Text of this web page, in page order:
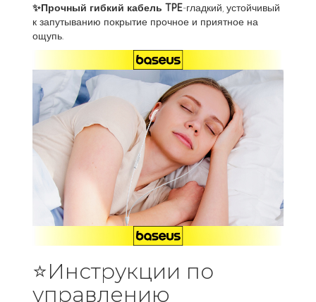
✨Прочный гибкий кабель TPE-гладкий, устойчивый
к запутыванию покрытие прочное и приятное на
ощупь.
⭐Инструкции по
управлению